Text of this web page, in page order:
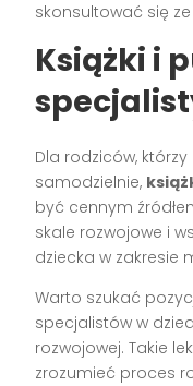
skonsultować się
Książki i
Dla rodziców,
samodzielnie,
być cennym
skale rozwojowe i
dziecka w zakresie
Warto szukać
specjalistów w
rozwojowej. Takie
zrozumieć proces